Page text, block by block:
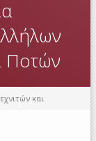
Ποτών
και